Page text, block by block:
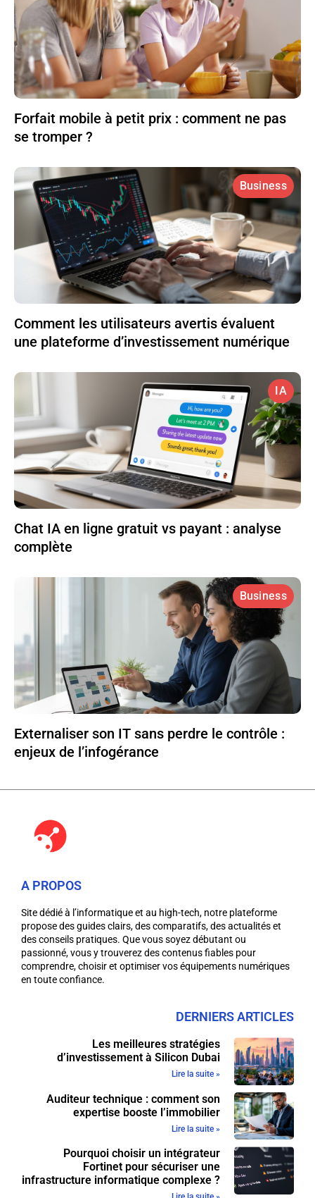
Forfait mobile à petit prix : comment ne pas
se tromper ?
Business
Comment les utilisateurs avertis évaluent
une plateforme d’investissement numérique
IA
Chat IA en ligne gratuit vs payant : analyse
complète
Business
Externaliser son IT sans perdre le contrôle :
enjeux de l’infogérance
A PROPOS
Site dédié à l’informatique et au high-tech, notre plateforme
propose des guides clairs, des comparatifs, des actualités et
des conseils pratiques. Que vous soyez débutant ou
passionné, vous y trouverez des contenus fiables pour
comprendre, choisir et optimiser vos équipements numériques
en toute confiance.
DERNIERS ARTICLES
Les meilleures stratégies
d’investissement à Silicon Dubai
Lire la suite »
Auditeur technique : comment son
expertise booste l’immobilier
Lire la suite »
Pourquoi choisir un intégrateur
Fortinet pour sécuriser une
infrastructure informatique complexe ?